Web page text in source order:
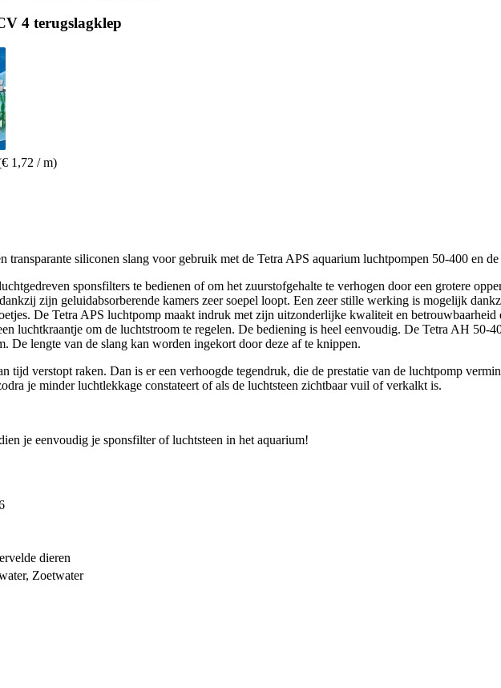
4 terugslagklep
1,72 / m)
siliconen slang voor gebruik met de Tetra APS aquarium luchtpompen 50-400 en
sponsfilters te bedienen of om het zuurstofgehalte te verhogen door een grotere
zijn geluidabsorberende kamers zeer soepel loopt. Een zeer stille werking is mogelijk
De Tetra APS luchtpomp maakt indruk met zijn uitzonderlijke kwaliteit en betrouwbaarheid
luchtkraantje om de luchtstroom te regelen. De bediening is heel eenvoudig. De Tetra AH 50-
De lengte van de slang kan worden ingekort door deze af te knippen.
tijd verstopt raken. Dan is er een verhoogde tegendruk, die de prestatie van de luchtpomp
je minder luchtlekkage constateert of als de luchtsteen zichtbaar vuil of verkalkt is.
je eenvoudig je sponsfilter of luchtsteen in het aquarium!
dieren
Zoetwater